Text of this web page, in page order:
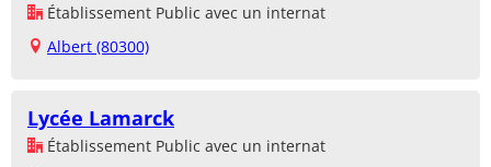
Établissement Public avec un internat
Albert (80300)
Lycée Lamarck
Établissement Public avec un internat